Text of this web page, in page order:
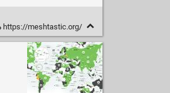
https://meshtastic.org/